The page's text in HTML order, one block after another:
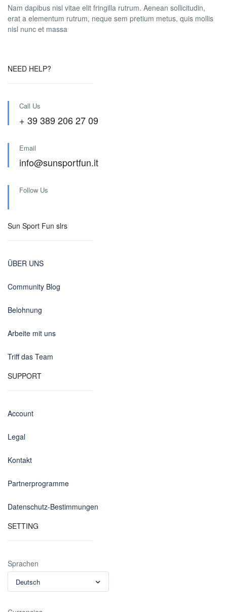
Nam dapibus nisl vitae elit fringilla rutrum. Aenean sollicitudin,
erat a elementum rutrum, neque sem pretium metus, quis mollis
nisl nunc et massa
NEED HELP?
Call Us
+ 39 389 206 27 09
Email
info@sunsportfun.it
Follow Us
Sun Sport Fun slrs
ÜBER UNS
Community Blog
Belohnung
Arbeite mit uns
Triff das Team
SUPPORT
Account
Legal
Kontakt
Partnerprogramme
Datenschutz-Bestimmungen
SETTING
Sprachen
Deutsch